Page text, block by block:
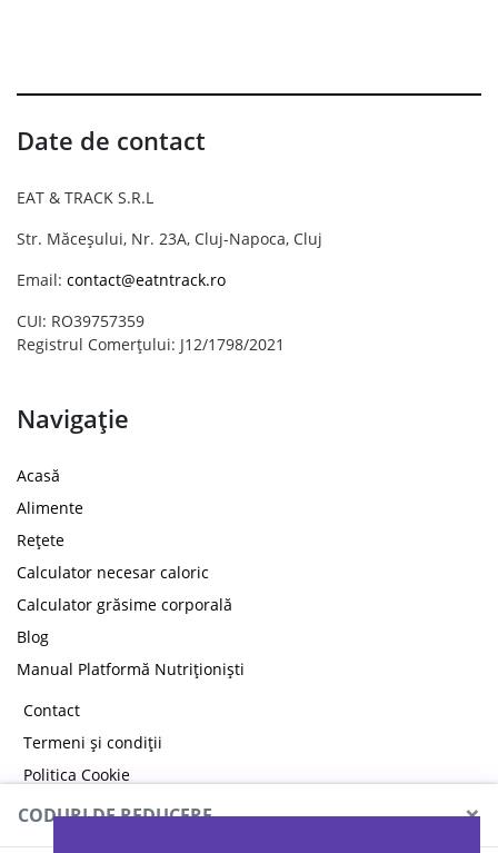
Date de contact
EAT & TRACK S.R.L
Str. Măceșului, Nr. 23A, Cluj-Napoca, Cluj
Email: contact@eatntrack.ro
CUI: RO39757359
Registrul Comerțului: J12/1798/2021
Navigație
Acasă
Alimente
Rețete
Calculator necesar caloric
Calculator grăsime corporală
Blog
Manual Platformă Nutriționiști
Contact
Termeni și condiții
Politica Cookie
Politica de confidențialitate
CODURI DE REDUCERE ×